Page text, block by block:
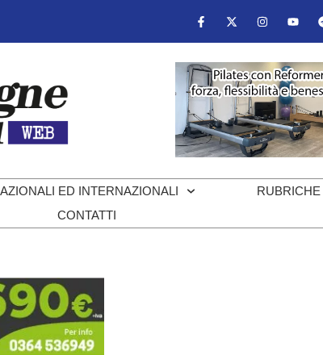
ED INTERNAZIONALI
RUBRICHE
CONTATTI